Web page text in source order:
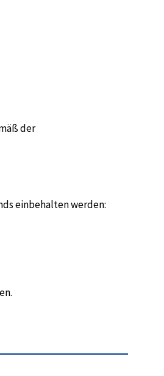
der
einbehalten werden: